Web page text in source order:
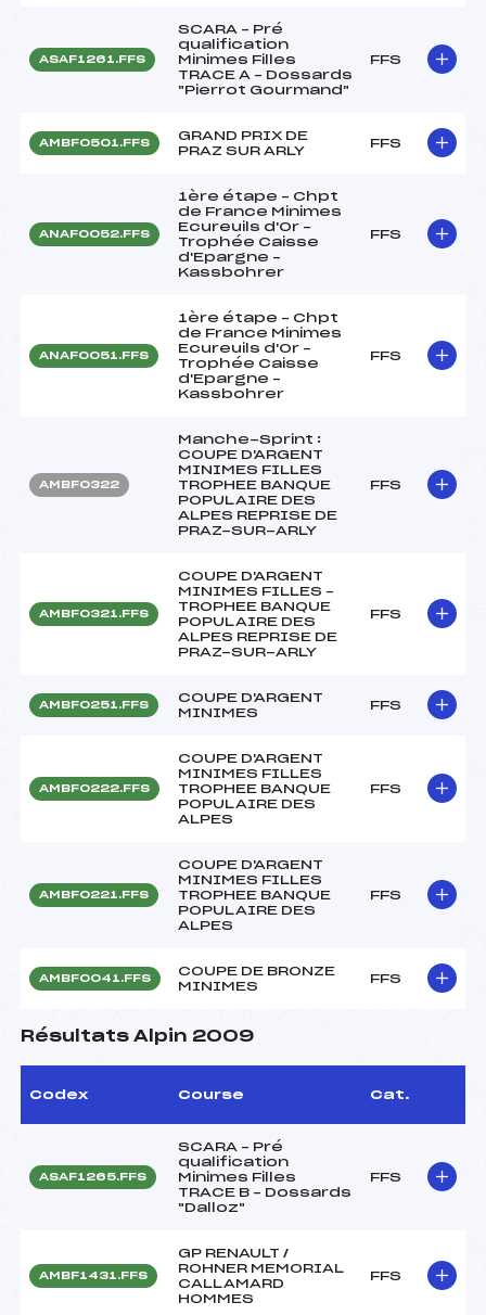
ASAF1261.FFS
SCARA – Pré
qualification
Minimes Filles
TRACE A – Dossards
"Pierrot Gourmand"
FFS
AMBF0501.FFS
GRAND PRIX DE
PRAZ SUR ARLY
FFS
ANAF0052.FFS
1ère étape – Chpt
de France Minimes
Ecureuils d'Or –
Trophée Caisse
d'Epargne –
Kassbohrer
FFS
ANAF0051.FFS
1ère étape – Chpt
de France Minimes
Ecureuils d'Or –
Trophée Caisse
d'Epargne –
Kassbohrer
FFS
AMBF0322
Manche-Sprint :
COUPE D'ARGENT
MINIMES FILLES
TROPHEE BANQUE
POPULAIRE DES
ALPES REPRISE DE
PRAZ-SUR-ARLY
FFS
AMBF0321.FFS
COUPE D'ARGENT
MINIMES FILLES –
TROPHEE BANQUE
POPULAIRE DES
ALPES REPRISE DE
PRAZ-SUR-ARLY
FFS
AMBF0251.FFS
COUPE D'ARGENT
MINIMES
FFS
AMBF0222.FFS
COUPE D'ARGENT
MINIMES FILLES
TROPHEE BANQUE
POPULAIRE DES
ALPES
FFS
AMBF0221.FFS
COUPE D'ARGENT
MINIMES FILLES
TROPHEE BANQUE
POPULAIRE DES
ALPES
FFS
AMBF0041.FFS
COUPE DE BRONZE
MINIMES
FFS
Résultats Alpin 2009
Codex Course Cat.
ASAF1265.FFS
SCARA – Pré
qualification
Minimes Filles
TRACE B – Dossards
"Dalloz"
FFS
AMBF1431.FFS
GP RENAULT /
ROHNER MEMORIAL
CALLAMARD
HOMMES
FFS